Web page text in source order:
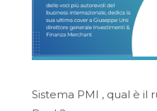
Sistema PMI , qual è il